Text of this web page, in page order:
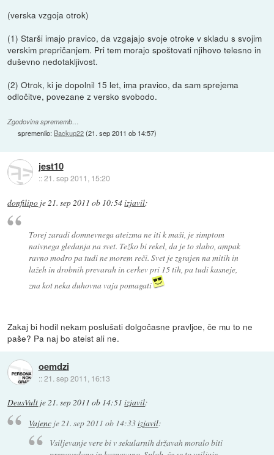
(verska vzgoja otrok)
(1) Starši imajo pravico, da vzgajajo svoje otroke v skladu s svojim
verskim prepričanjem. Pri tem morajo spoštovati njihovo telesno in
duševno nedotakljivost.
(2) Otrok, ki je dopolnil 15 let, ima pravico, da sam sprejema
odločitve, povezane z versko svobodo.
Zgodovina sprememb…
spremenilo: Backup22(21. sep 2011 ob 14:57)
jest10
::21. sep 2011, 15:20
donfilipo je21. sep 2011 ob 10:54izjavil:
Torej zaradi domnevnega ateizma ne iti k maši, je simptom
naivnega gledanja na svet. Težko bi rekel, da je to slabo, ampak
ravno modro pa tudi ne morem reči. Svet je zgrajen na mitih in
lažeh in drobnih prevarah in cerkev pri 15 tih, pa tudi kasneje,
zna kot neka duhovna vaja pomagati
Zakaj bi hodil nekam poslušati dolgočasne pravljce, če mu to ne
paše? Pa naj bo ateist ali ne.
oemdzi
::21. sep 2011, 16:13
DeusVult je21. sep 2011 ob 14:51 izjavil:
Vajencje 21. sep 2011 ob 14:33izjavil:
Vsiljevanje vere bi v sekularnih državah moralo biti